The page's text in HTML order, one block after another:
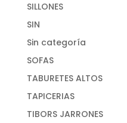
SILLONES
SIN
Sin categoría
SOFAS
TABURETES ALTOS
TAPICERIAS
TIBORS JARRONES